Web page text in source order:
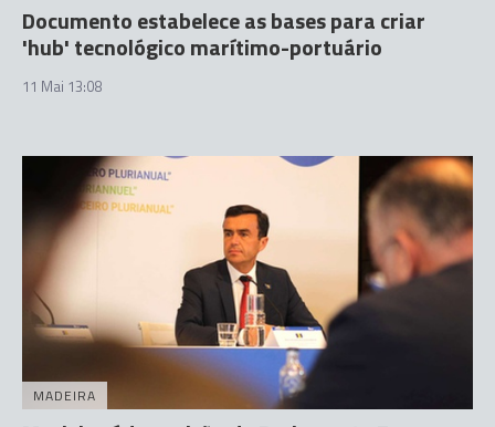
Documento estabelece as bases para criar
'hub' tecnológico marítimo-portuário
11 Mai 13:08
MADEIRA